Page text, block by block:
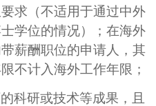
求（不适用于通过中外
学位的情况）；在海外
薪酬职位的申请人，其
不计入海外工作年限；
科研或技术等成果，且